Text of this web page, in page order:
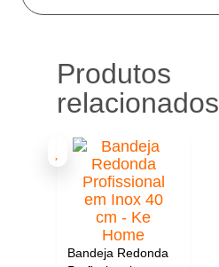
Produtos
relacionados
Bandeja Redonda